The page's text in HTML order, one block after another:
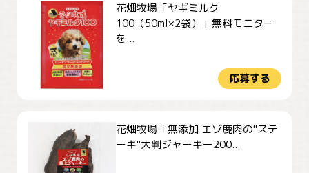
花畑牧場「ヤギミルク
100（50ml×2袋）」無料モニター
を...
応募する
花畑牧場「無添加 エゾ鹿肉の"ステ
ーキ"大判ジャーキー200...